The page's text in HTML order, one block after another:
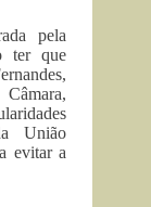
pela
ter que
União
evitar a